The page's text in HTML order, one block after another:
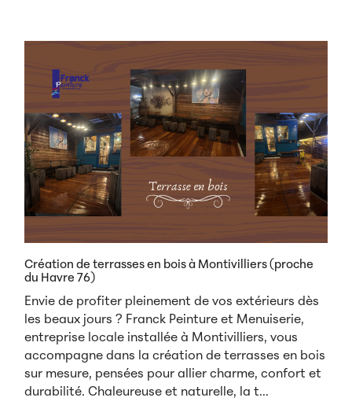
Création de terrasses en bois à Montivilliers (proche
du Havre 76)
Envie de profiter pleinement de vos extérieurs dès
les beaux jours ? Franck Peinture et Menuiserie,
entreprise locale installée à Montivilliers, vous
accompagne dans la création de terrasses en bois
sur mesure, pensées pour allier charme, confort et
durabilité. Chaleureuse et naturelle, la t...